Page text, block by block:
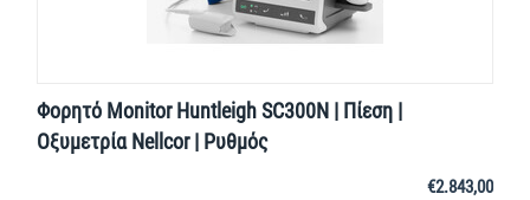
Φορητό Monitor Huntleigh SC300N | Πίεση |
Οξυμετρία Nellcor | Ρυθμός
€2.843,00